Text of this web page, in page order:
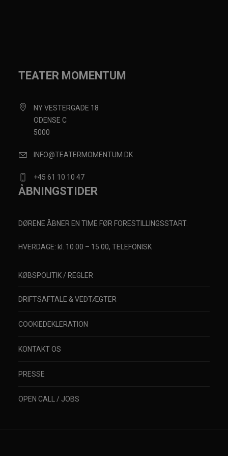
TEATER MOMENTUM
NY VESTERGADE 18
ODENSE C
5000
INFO@TEATERMOMENTUM.DK
+45 61 10 10 47
ÅBNINGSTIDER
DØRENE ÅBNER EN TIME FØR FORESTILLINGSSTART.
HVERDAGE: kl. 10.00 – 15.00, TELEFONISK
KØBSPOLITIK / REGLER
DRIFTSAFTALE & VEDTÆGTER
COOKIEDEKLERATION
KONTAKT OS
PRESSE
OPEN CALL / JOBS